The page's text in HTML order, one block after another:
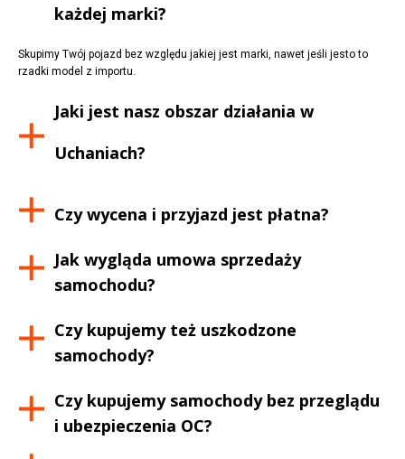
każdej marki?
Skupimy Twój pojazd bez względu jakiej jest marki, nawet jeśli jesto to
rzadki model z importu.
Jaki jest nasz obszar działania w
Uchaniach?
Czy wycena i przyjazd jest płatna?
Jak wygląda umowa sprzedaży
samochodu?
Czy kupujemy też uszkodzone
samochody?
Czy kupujemy samochody bez przeglądu
i ubezpieczenia OC?